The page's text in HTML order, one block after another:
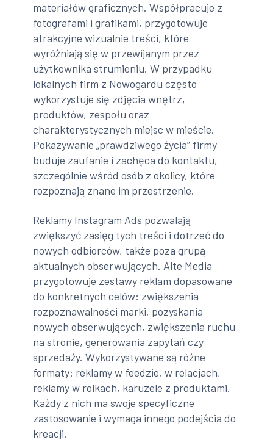
materiałów graficznych. Współpracuje z
fotografami i grafikami, przygotowuje
atrakcyjne wizualnie treści, które
wyróżniają się w przewijanym przez
użytkownika strumieniu. W przypadku
lokalnych firm z Nowogardu często
wykorzystuje się zdjęcia wnętrz,
produktów, zespołu oraz
charakterystycznych miejsc w mieście.
Pokazywanie „prawdziwego życia” firmy
buduje zaufanie i zachęca do kontaktu,
szczególnie wśród osób z okolicy, które
rozpoznają znane im przestrzenie.
Reklamy Instagram Ads pozwalają
zwiększyć zasięg tych treści i dotrzeć do
nowych odbiorców, także poza grupą
aktualnych obserwujących. Alte Media
przygotowuje zestawy reklam dopasowane
do konkretnych celów: zwiększenia
rozpoznawalności marki, pozyskania
nowych obserwujących, zwiększenia ruchu
na stronie, generowania zapytań czy
sprzedaży. Wykorzystywane są różne
formaty: reklamy w feedzie, w relacjach,
reklamy w rolkach, karuzele z produktami.
Każdy z nich ma swoje specyficzne
zastosowanie i wymaga innego podejścia do
kreacji.